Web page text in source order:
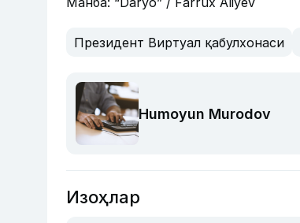
Президент Виртуал қабулхонаси
Humoyun Murodov
Изоҳлар